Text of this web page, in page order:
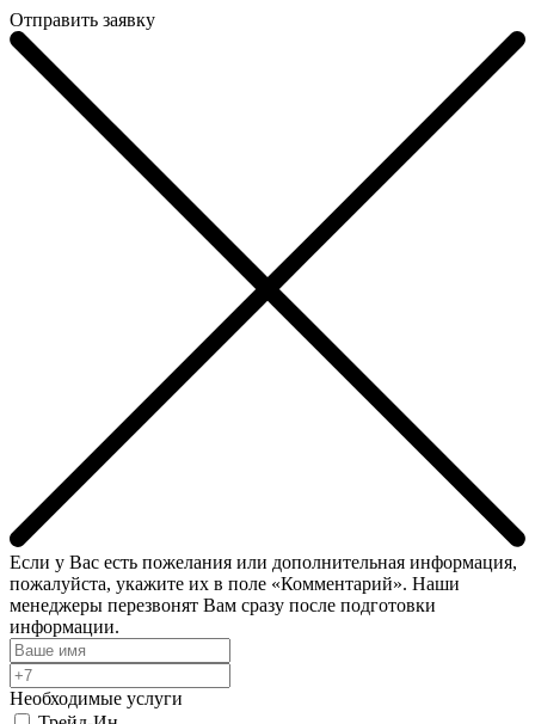
Отправить заявку
Если у Вас есть пожелания или дополнительная информация,
пожалуйста, укажите их в поле «Комментарий». Наши
менеджеры перезвонят Вам сразу после подготовки
информации.
Необходимые услуги